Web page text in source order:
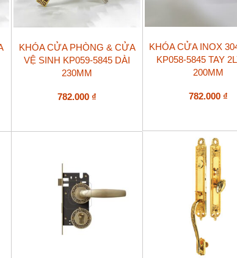
KHÓA CỬA PHÒNG & CỬA
VỆ SINH KP059-5845 DÀI
230MM
782.000 ₫
KHÓA CỬA INOX
KP058-5845 TAY
200MM
782.000 ₫